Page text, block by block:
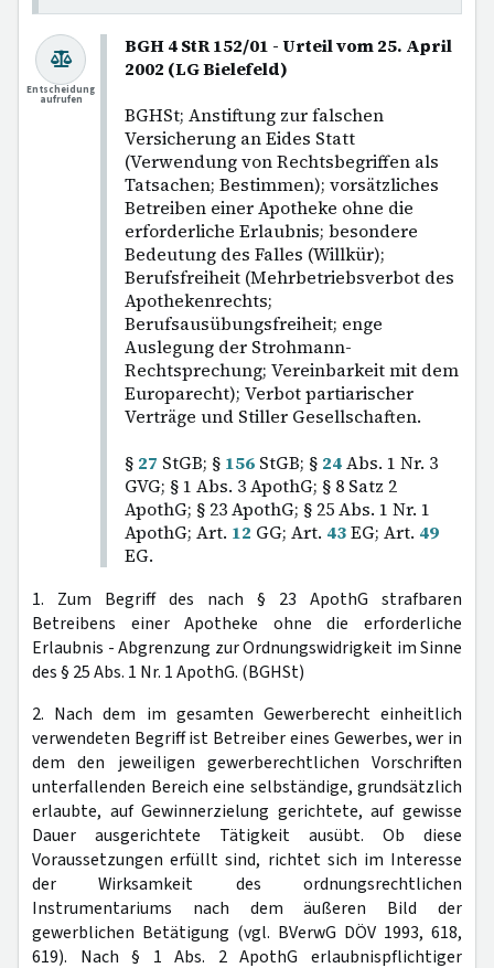
BGH 4 StR 152/01 - Urteil vom 25. April
2002 (LG Bielefeld)
BGHSt; Anstiftung zur falschen
Versicherung an Eides Statt
(Verwendung von Rechtsbegriffen als
Tatsachen; Bestimmen); vorsätzliches
Betreiben einer Apotheke ohne die
erforderliche Erlaubnis; besondere
Bedeutung des Falles (Willkür);
Berufsfreiheit (Mehrbetriebsverbot des
Apothekenrechts;
Berufsausübungsfreiheit; enge
Auslegung der Strohmann-
Rechtsprechung; Vereinbarkeit mit dem
Europarecht); Verbot partiarischer
Verträge und Stiller Gesellschaften.
§ 27 StGB; § 156 StGB; § 24Abs. 1 Nr. 3
GVG; § 1 Abs. 3 ApothG; § 8 Satz 2
ApothG; § 23 ApothG; § 25 Abs. 1 Nr. 1
ApothG; Art. 12 GG; Art. 43EG; Art. 49
EG.
Entscheidung
aufrufen
1. Zum Begriff des nach § 23 ApothG strafbaren
Betreibens einer Apotheke ohne die erforderliche
Erlaubnis - Abgrenzung zur Ordnungswidrigkeit im Sinne
des § 25 Abs. 1 Nr. 1 ApothG. (BGHSt)
2. Nach dem im gesamten Gewerberecht einheitlich
verwendeten Begriff ist Betreiber eines Gewerbes, wer in
dem den jeweiligen gewerberechtlichen Vorschriften
unterfallenden Bereich eine selbständige, grundsätzlich
erlaubte, auf Gewinnerzielung gerichtete, auf gewisse
Dauer ausgerichtete Tätigkeit ausübt. Ob diese
Voraussetzungen erfüllt sind, richtet sich im Interesse
der Wirksamkeit des ordnungsrechtlichen
Instrumentariums nach dem äußeren Bild der
gewerblichen Betätigung (vgl. BVerwG DÖV 1993, 618,
619). Nach § 1 Abs. 2 ApothG erlaubnispflichtiger